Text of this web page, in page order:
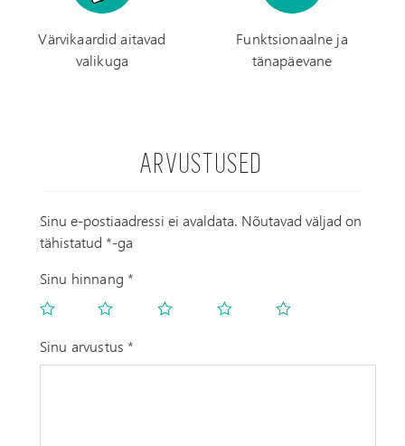
Värvikaardid aitavad
valikuga
Funktsionaalne ja
tänapäevane
ARVUSTUSED
Sinu e-postiaadressi ei avaldata. Nõutavad väljad on
tähistatud *-ga
Sinu hinnang*
Sinu arvustus*